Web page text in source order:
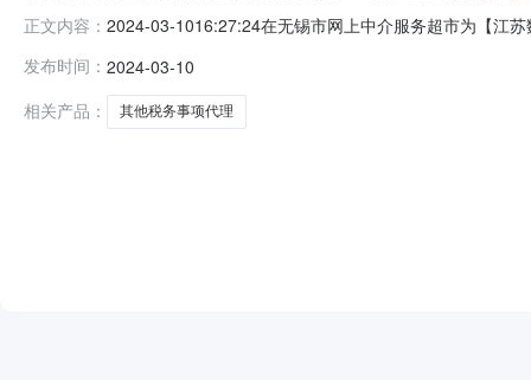
正文内容： 2024-03-1016:27:24在无锡市网上中介服务超市为【江
代理中介选取方式直接选取中选中介机构无锡天圆财税
发布时间： 2024-03-10
相关产品：
其他税务事项代理